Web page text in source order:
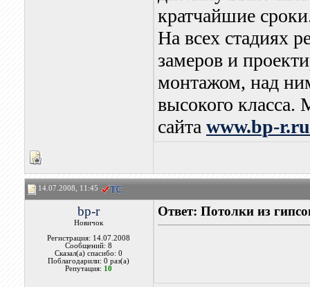
кратчайшие
На всех стадиях
замеров и
монтажом, над
высокого класса.
сайта www.bp-r.ru
14.07.2008, 11:45
bp-r
Новичок
Регистрация: 14.07.2008
Сообщений: 8
Сказал(а) спасибо: 0
Поблагодарили: 0 раз(а)
Репутация: 10
Ответ: Потолки из